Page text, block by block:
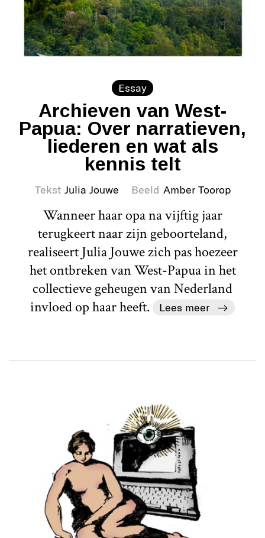
Essay
Archieven van West-
Papua: Over narratieven,
liederen en wat als
kennis telt
Tekst Julia Jouwe Beeld Amber Toorop
Wanneer haar opa na vijftig jaar
terugkeert naar zijn geboorteland,
realiseert Julia Jouwe zich pas hoezeer
het ontbreken van West-Papua in het
collectieve geheugen van Nederland
invloed op haar heeft.
Lees meer